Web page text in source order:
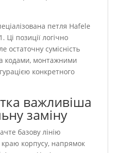
петля Hafele
Ці позиції логічно
остаточну сумісність
кодами, монтажними
конкретного
важливіша
заміну
базову лінію
краю корпусу, напрямок